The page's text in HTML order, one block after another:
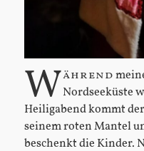
Während
Nordseeküste
Heiligabend kommt
seinem roten Mantel
beschenkt die Kinder.